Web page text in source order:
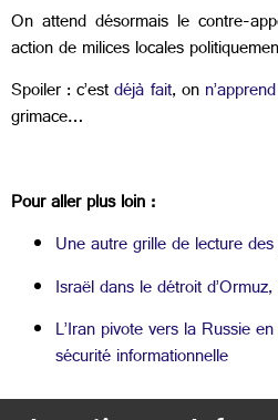
On attend désormais le contre-
action de milices locales
Spoiler : c’estdéjà fait, on
grimace…
Pour aller plus loin :
Une autre grille de lecture
Israël dans le détroit
L’Iran pivote vers la Russie
sécurité informationnelle